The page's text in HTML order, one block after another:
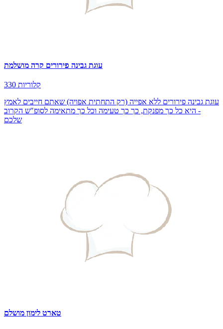
עוגת גבינה פירורים קרה מושלמת
330 קלוריות
עוגת גבינה פירורים ללא אפייה (רק התחתית אפויה) שאתם חייבים לאמץ
- היא כל כך מפנקת, כך כך טעימה וכל כך מתאימה לסופ"ש הקרוב
שלכם
טארט לימון מושלם